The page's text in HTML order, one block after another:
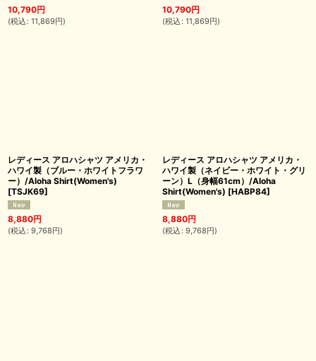
10,790円
(税込 : 11,869円)
10,790円
(税込 : 11,869円)
レディース アロハシャツ アメリカ・
ハワイ製（ブルー・ホワイトフラワ
ー）/Aloha Shirt(Women's)
[TSJK69]
8,880円
(税込 : 9,768円)
レディース アロハシャツ アメリカ・
ハワイ製（ネイビー・ホワイト・グリ
ーン）L（身幅61cm）/Aloha
Shirt(Women's) [HABP84]
8,880円
(税込 : 9,768円)